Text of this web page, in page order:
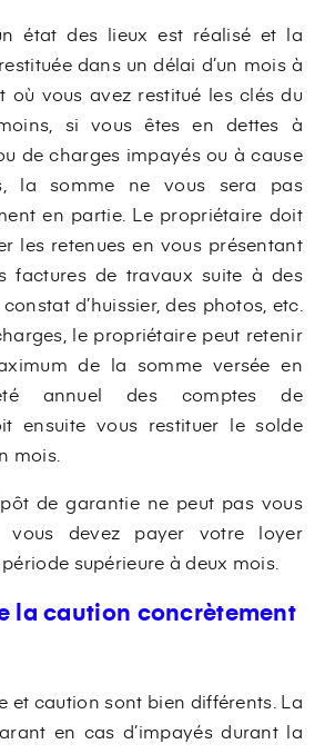
état des lieux est réalisé et la
dans un délai d’un mois à
où vous avez restitué les clés du
si vous êtes en dettes à
de charges impayés ou à cause
la somme ne vous sera pas
en partie. Le propriétaire doit
les retenues en vous présentant
factures de travaux suite à des
d’huissier, des photos, etc.
le propriétaire peut retenir
de la somme versée en
annuel des comptes de
ensuite vous restituer le solde
mois.
de garantie ne peut pas vous
vous devez payer votre loyer
supérieure à deux mois.
la caution concrètement
et caution sont bien différents. La
en cas d’impayés durant la